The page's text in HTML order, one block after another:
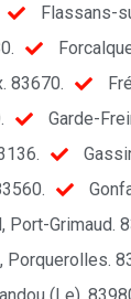
Flassans-
83670.
Garde-
Port-Grimaud.
Porquerolles.